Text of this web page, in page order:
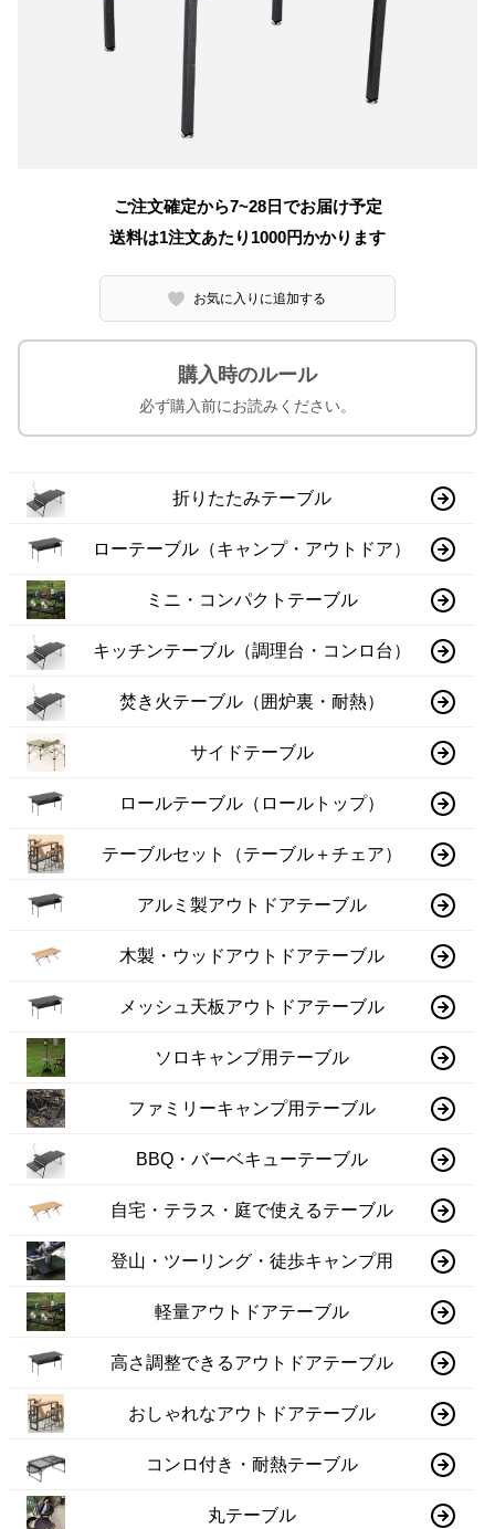
ご注文確定から7~28日でお届け予定
送料は1注文あたり 1000円かかります
お気に入りに追加する
購入時のルール
必ず購入前にお読みください。
折りたたみテーブル
ローテーブル（キャンプ・アウトドア）
ミニ・コンパクトテーブル
キッチンテーブル（調理台・コンロ台）
焚き火テーブル（囲炉裏・耐熱）
サイドテーブル
ロールテーブル（ロールトップ）
テーブルセット（テーブル＋チェア）
アルミ製アウトドアテーブル
木製・ウッドアウトドアテーブル
メッシュ天板アウトドアテーブル
ソロキャンプ用テーブル
ファミリーキャンプ用テーブル
BBQ・バーベキューテーブル
自宅・テラス・庭で使えるテーブル
登山・ツーリング・徒歩キャンプ用
軽量アウトドアテーブル
高さ調整できるアウトドアテーブル
おしゃれなアウトドアテーブル
コンロ付き・耐熱テーブル
丸テーブル